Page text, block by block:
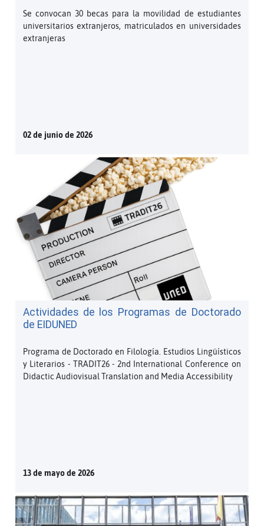
Se convocan 30 becas para la movilidad de estudiantes
universitarios extranjeros, matriculados en universidades
extranjeras
02 de junio de 2026
Actividades de los Programas de Doctorado
de EIDUNED
Programa de Doctorado en Filología. Estudios Lingüísticos
y Literarios - TRADIT26 - 2nd International Conference on
Didactic Audiovisual Translation and Media Accessibility
13 de mayo de 2026